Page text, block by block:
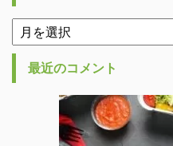
最近のコメント